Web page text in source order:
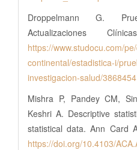
Droppelmann G.
Actualizaciones
https://www.studocu.com/
continental/estadistica-i/
investigacion-salud/
Mishra P, Pandey CM,
Keshri A. Descriptive
statistical data. Ann Card
https://doi.org/10.4103/